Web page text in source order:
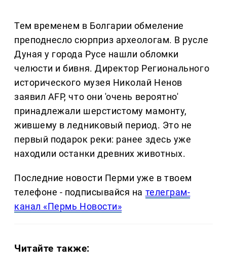
Тем временем в Болгарии обмеление
преподнесло сюрприз археологам. В русле
Дуная у города Русе нашли обломки
челюсти и бивня. Директор Регионального
исторического музея Николай Ненов
заявил AFP, что они 'очень вероятно'
принадлежали шерстистому мамонту,
жившему в ледниковый период. Это не
первый подарок реки: ранее здесь уже
находили останки древних животных.
Последние новости Перми уже в твоем
телефоне - подписывайся на телеграм-
канал «Пермь Новости»
Читайте также: